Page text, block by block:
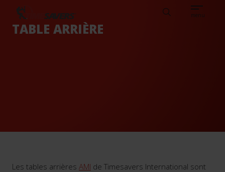
DE CLIENTS Search menu
TABLE ARRIÈRE
Les tables arrières AMI de Timesavers International sont